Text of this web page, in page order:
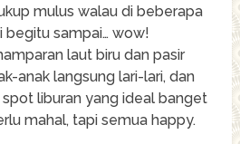
mulus walau di beberapa
begitu sampai… wow!
laut biru dan pasir
anak langsung lari-lari, dan
spot liburan yang ideal banget
mahal, tapi semua happy.